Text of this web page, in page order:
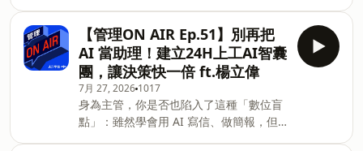
力》：理解成功背後的心理韌性21:30｜
《從0到1》：人生必讀的一本書【本集金
句】人生給的不是標準答案，而是開放的
答案。擁有長期計畫的人，永遠是被低估
的。#瓦基 #閱讀前哨站 #人生必讀書單#
人生給的答案 #恆毅力 #從0到1 主持人：
天下學習事業群總經理 吳韻儀來賓：閱讀
前哨站站長瓦基製作團隊：張雅媛、何靜
芬、張齊方、王薇茹＊週年限定優惠｜閱
技推動長照制度，並非源自政策要求，而
是從一位同仁配偶癌症復發、獨自照顧家
庭的突發事件開始，意識到：「善意不能
只靠運氣，而是要變成制度。」從董事長
發出公開信支持、提供每季長照補助，到
推動彈性工時、居家辦公、整合政府資
源、成立長照社群與專責窗口，普萊德逐
步建立七大長照支持機制，讓員工面對照
【管理ON AIR Ep.51】別再把
AI 當助理！建立24H上工AI智囊
團，讓決策快一倍 ft.楊立偉
7月 27, 2026 1017
身為主管，你是否也陷入了這種「數位盲
點」：雖然學會用 AI 寫信、做簡報，但